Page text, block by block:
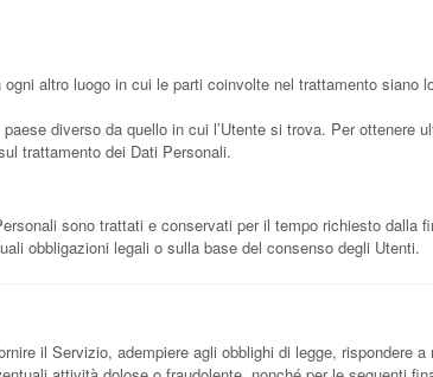
altro luogo in cui le parti coinvolte nel trattamento siano
diverso da quello in cui l’Utente si trova. Per ottenere
trattamento dei Dati Personali.
sono trattati e conservati per il tempo richiesto dalla
obbligazioni legali o sulla base del consenso degli Utenti.
il Servizio, adempiere agli obblighi di legge, rispondere